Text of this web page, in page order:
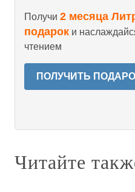
Получи 2 месяца
подарок и
чтением
ПОЛУЧИТЬ
Читайте